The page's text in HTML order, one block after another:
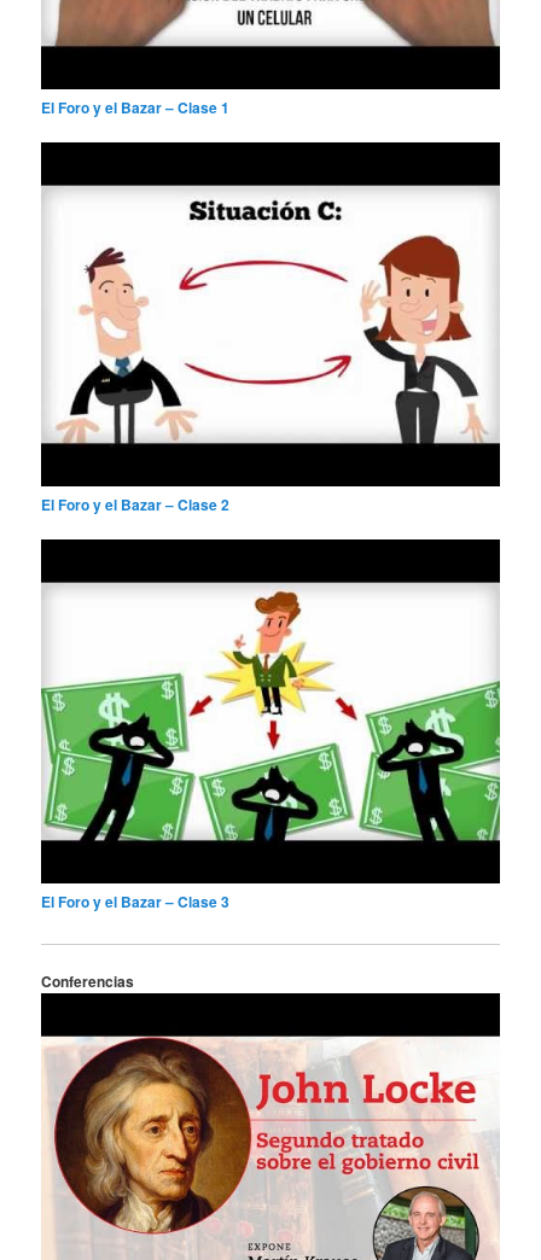
El Foro y el Bazar – Clase 1
El Foro y el Bazar – Clase 2
El Foro y el Bazar – Clase 3
Conferencias